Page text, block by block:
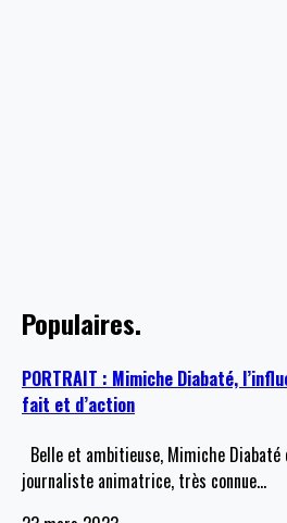
Populaires.
PORTRAIT : Mimiche Diabaté,
fait et d’action
Belle et ambitieuse, Mimiche Diabaté
journaliste animatrice, très connue…